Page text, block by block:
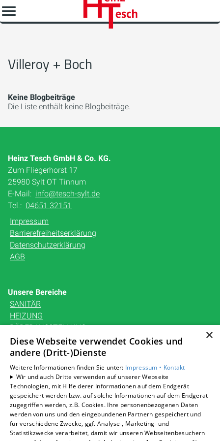
Villeroy + Boch
Keine Blogbeiträge
Die Liste enthält keine Blogbeiträge.
Heinz Tesch GmbH & Co. KG.
Zum Fliegerhorst 17
25980 Sylt OT Tinnum
E-Mail: info@tesch-sylt.de
Tel.: 04651 32151
Impressum
Barrierefreiheitserklärung
Datenschutzerklärung
AGB
Unsere Bereiche
SANITÄR
HEIZUNG
BÄDERAUSSTELLUNG
KARRIERE
UNTERNEHMEN
KONTAKT
Um externe HTML-Inhalte anzuzeigen, benötigen wir
Ihre Einwilligung.
Weitere Informationen finden Sie in unserer
×
Diese Webseite verwendet Cookies und
andere (Dritt-)Dienste
Weitere Informationen finden Sie unter: Impressum • Kontakt
Wir und auch Dritte verwenden auf unserer Webseite
Technologien, mit Hilfe derer Informationen auf dem Endgerät
gespeichert werden bzw. auf solche Informationen auf dem Endgerät
zugegriffen werden, z.B. Cookies. Ihre personenbezogenen Daten
werden von uns und den eingebundenen Partnern gespeichert und
für verschiedene Zwecke, ggf. Analyse-, Marketing- und
Statistikzwecke verarbeitet, damit wir unseren Webseitenbesuchern